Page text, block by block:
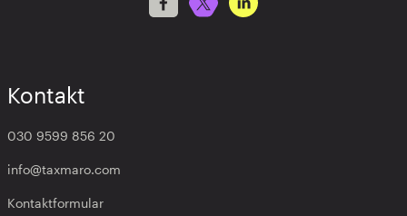
Kontakt
030 9599 856 20
info@taxmaro.com
Kontaktformular